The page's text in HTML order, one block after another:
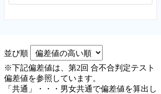
並び順
※下記偏差値は、第2回 合不合判定テスト
偏差値を参照しています。
「共通」・・・男女共通で偏差値を算出し